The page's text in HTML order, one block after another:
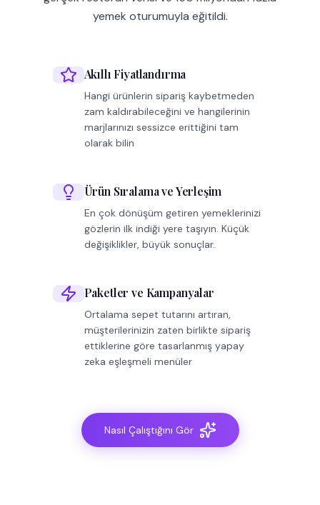
yemek oturumuyla eğitildi.
Akıllı Fiyatlandırma
Hangi ürünlerin sipariş kaybetmeden
zam kaldırabileceğini ve hangilerinin
marjlarınızı sessizce erittiğini tam
olarak bilin
Ürün Sıralama ve Yerleşim
En çok dönüşüm getiren yemeklerinizi
gözlerin ilk indiği yere taşıyın. Küçük
değişiklikler, büyük sonuçlar.
Paketler ve Kampanyalar
Ortalama sepet tutarını artıran,
müşterilerinizin zaten birlikte sipariş
ettiklerine göre tasarlanmış yapay
zeka eşleşmeli menüler
Nasıl Çalıştığını Gör